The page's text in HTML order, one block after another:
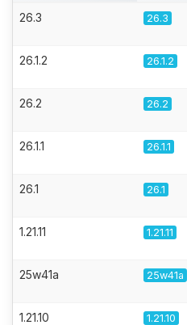
26.3 26.3
26.1.2 26.1.2
26.2 26.2
26.1.1 26.1.1
26.1 26.1
1.21.11 1.21.11
25w41a 25w41a
1.21.10 1.21.10